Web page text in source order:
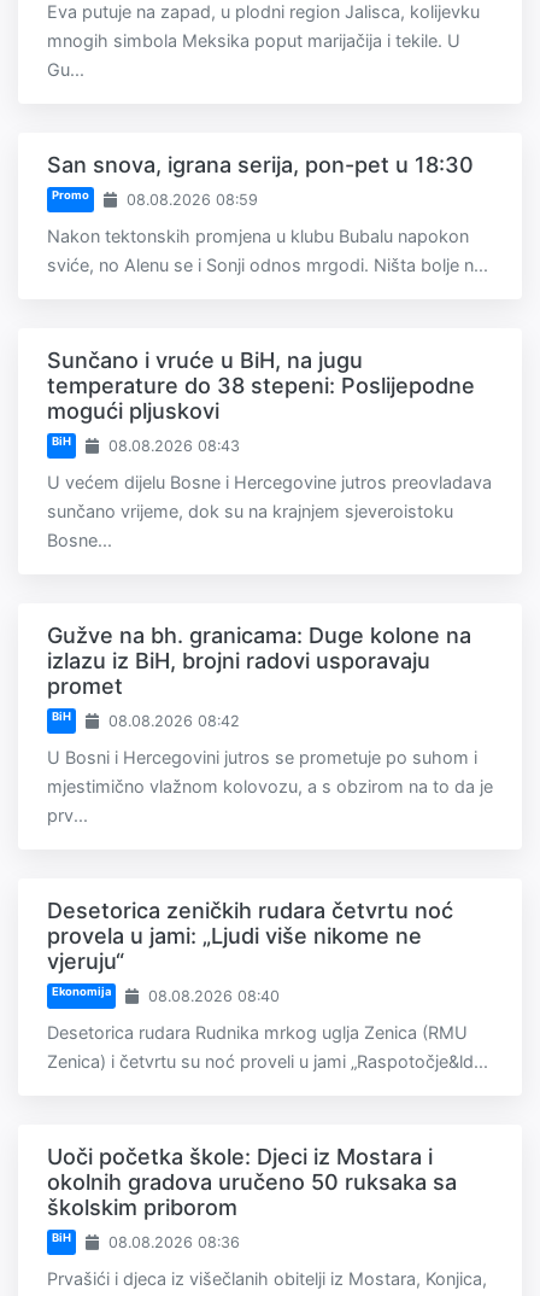
Eva putuje na zapad, u plodni region Jalisca, kolijevku
mnogih simbola Meksika poput marijačija i tekile. U
Gu...
San snova, igrana serija, pon-pet u 18:30
Promo 08.08.2026 08:59
Nakon tektonskih promjena u klubu Bubalu napokon
sviće, no Alenu se i Sonji odnos mrgodi. Ništa bolje n...
Sunčano i vruće u BiH, na jugu
temperature do 38 stepeni: Poslijepodne
mogući pljuskovi
BiH 08.08.2026 08:43
U većem dijelu Bosne i Hercegovine jutros preovladava
sunčano vrijeme, dok su na krajnjem sjeveroistoku
Bosne...
Gužve na bh. granicama: Duge kolone na
izlazu iz BiH, brojni radovi usporavaju
promet
BiH 08.08.2026 08:42
U Bosni i Hercegovini jutros se prometuje po suhom i
mjestimično vlažnom kolovozu, a s obzirom na to da je
prv...
Desetorica zeničkih rudara četvrtu noć
provela u jami: „Ljudi više nikome ne
vjeruju“
Ekonomija 08.08.2026 08:40
Desetorica rudara Rudnika mrkog uglja Zenica (RMU
Zenica) i četvrtu su noć proveli u jami „Raspotočje&ld...
Uoči početka škole: Djeci iz Mostara i
okolnih gradova uručeno 50 ruksaka sa
školskim priborom
BiH 08.08.2026 08:36
Prvašići i djeca iz višečlanih obitelji iz Mostara, Konjica,